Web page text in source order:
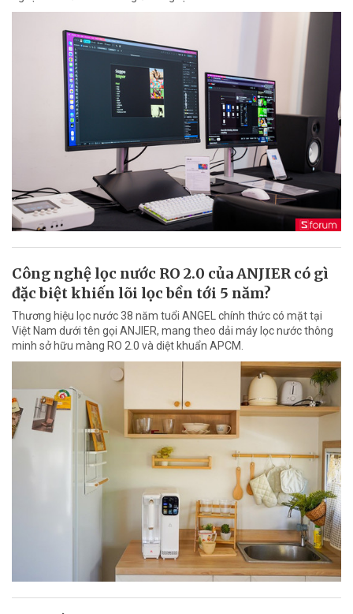
Công nghệ lọc nước RO 2.0 của ANJIER có gì
đặc biệt khiến lõi lọc bền tới 5 năm?
Thương hiệu lọc nước 38 năm tuổi ANGEL chính thức có mặt tại
Việt Nam dưới tên gọi ANJIER, mang theo dải máy lọc nước thông
minh sở hữu màng RO 2.0 và diệt khuẩn APCM.